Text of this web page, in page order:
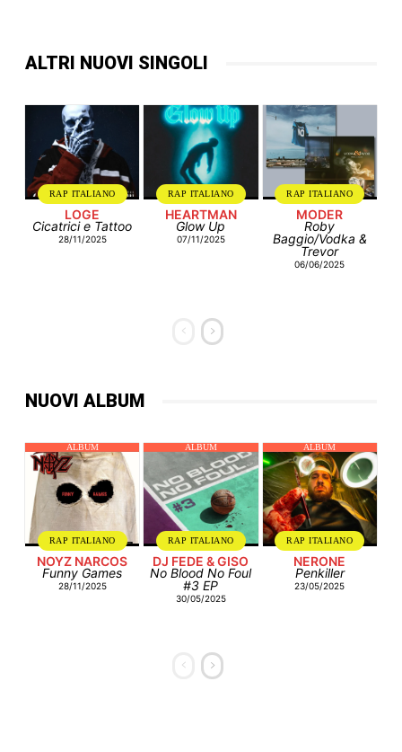
ALTRI NUOVI SINGOLI
RAP ITALIANO
LOGE
Cicatrici e Tattoo
28/11/2025
RAP ITALIANO
HEARTMAN
Glow Up
07/11/2025
RAP ITALIANO
MODER
Roby
Baggio/Vodka &
Trevor
06/06/2025
NUOVI ALBUM
ALBUM
RAP ITALIANO
NOYZ NARCOS
Funny Games
28/11/2025
ALBUM
RAP ITALIANO
DJ FEDE & GISO
No Blood No Foul
#3 EP
30/05/2025
ALBUM
RAP ITALIANO
NERONE
Penkiller
23/05/2025